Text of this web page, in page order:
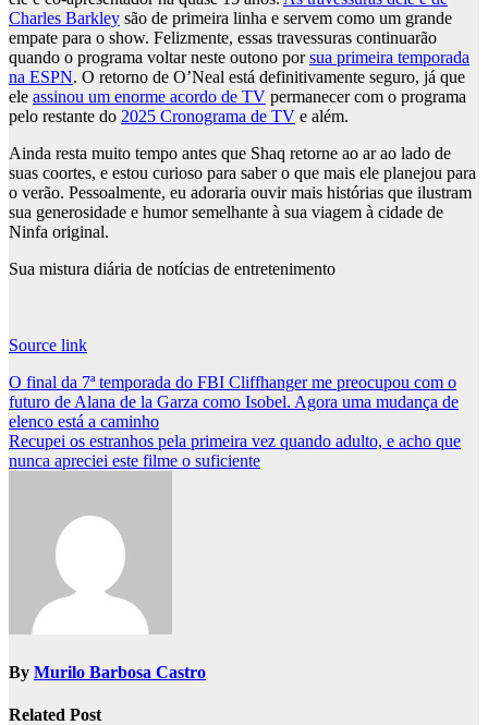
Charles Barkley são de primeira linha e servem como um grande
empate para o show. Felizmente, essas travessuras continuarão
quando o programa voltar neste outono porsua primeira temporada
na ESPN. O retorno de O’Neal está definitivamente seguro, já que
ele assinou um enorme acordo de TV permanecer com o programa
pelo restante do 2025 Cronograma de TV e além.
Ainda resta muito tempo antes que Shaq retorne ao ar ao lado de
suas coortes, e estou curioso para saber o que mais ele planejou para
o verão. Pessoalmente, eu adoraria ouvir mais histórias que ilustram
sua generosidade e humor semelhante à sua viagem à cidade de
Ninfa original.
Sua mistura diária de notícias de entretenimento
Source link
Post
navigation
O final da 7ª temporada do FBI Cliffhanger me preocupou com o
futuro de Alana de la Garza como Isobel. Agora uma mudança de
elenco está a caminho
Recupei os estranhos pela primeira vez quando adulto, e acho que
nunca apreciei este filme o suficiente
By Murilo Barbosa Castro
Related Post